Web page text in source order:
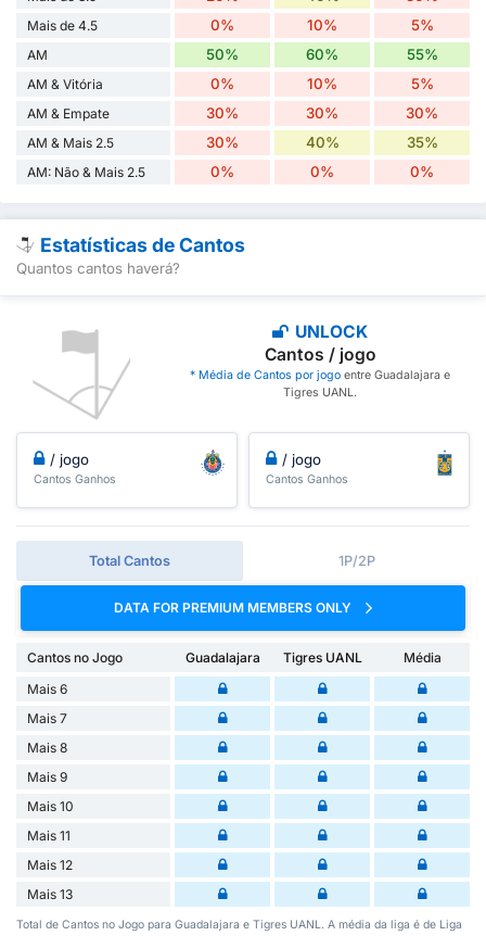
Mais de 4.5 0% 10% 5%
AM 50% 60% 55%
AM & Vitória 0% 10% 5%
AM & Empate 30% 30% 30%
AM & Mais 2.5 30% 40% 35%
AM: Não & Mais 2.5 0% 0% 0%
Estatísticas de Cantos
Quantos cantos haverá?
UNLOCK
Cantos / jogo
* Média de Cantos por jogo entre Guadalajara e
Tigres UANL.
/ jogo
Cantos Ganhos
/ jogo
Cantos Ganhos
Total Cantos 1P/2P
DATA FOR PREMIUM MEMBERS ONLY
Cantos no Jogo Guadalajara Tigres UANL
Média
Mais 6
Mais 7
Mais 8
Mais 9
Mais 10
Mais 11
Mais 12
Mais 13
Total de Cantos no Jogo para Guadalajara e Tigres UANL. A média da liga é de Liga